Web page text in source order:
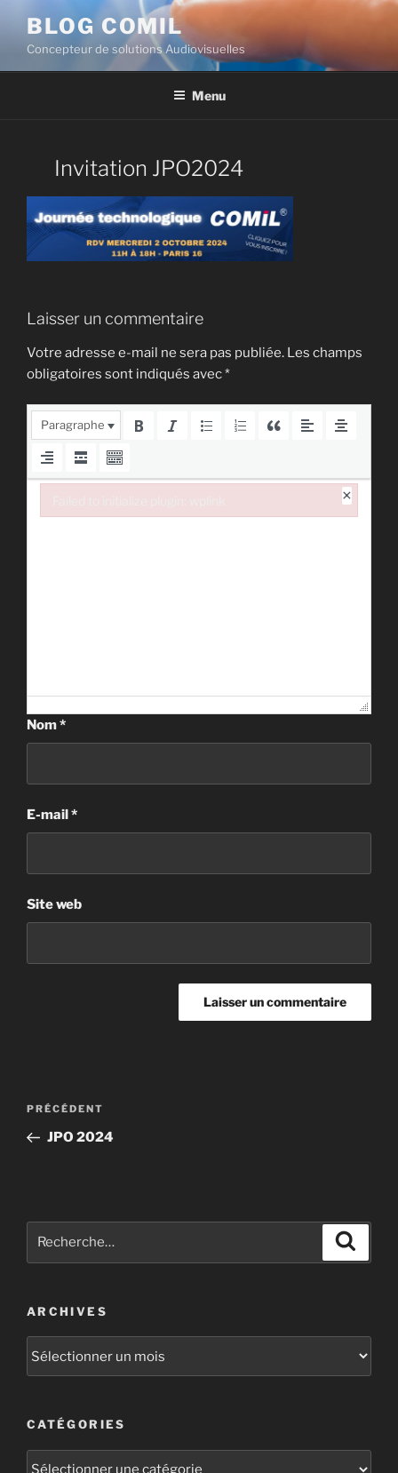
BLOG COMIL
Concepteur de solutions Audiovisuelles
Menu
Invitation JPO2024
Laisser un commentaire
Votre adresse e-mail ne sera pas publiée. Les champs
obligatoires sont indiqués avec*
Paragraphe
Nom*
E-mail *
Site web
PRÉCÉDENT
JPO 2024
ARCHIVES
CATÉGORIES
×
Failed to initialize plugin: wplink